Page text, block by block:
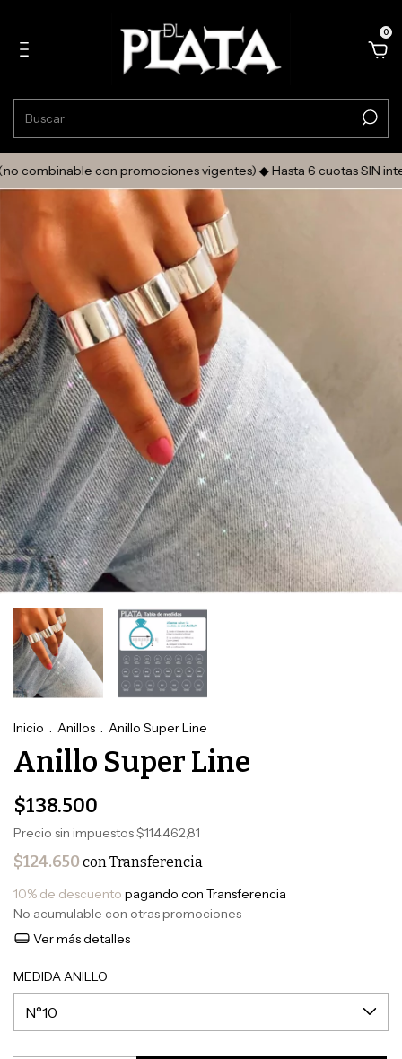
0
con promociones vigentes) ◆ Hasta 6 cuotas SIN interés
Inicio Anillos Anillo Super Line
Anillo Super Line
$138.500
Precio sin impuestos$114.462,81
$124.650 con Transferencia
10% de descuento pagando con Transferencia
No acumulable con otras promociones
Ver más detalles
MEDIDA ANILLO